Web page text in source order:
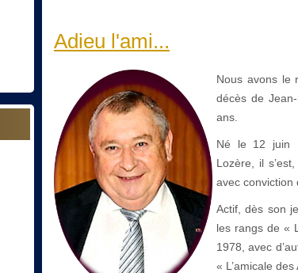
Adieu l'ami...
Nous avons le
décès de
ans.
Né le 12 juin
Lozère, il
avec conviction
Actif, dès son
les rangs de «
1978, avec
« L’amicale